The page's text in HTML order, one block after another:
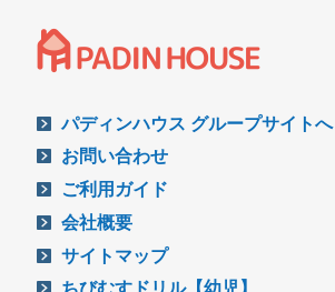
パディンハウス グループサイトへ
お問い合わせ
ご利用ガイド
会社概要
サイトマップ
ちびむすドリル【幼児】